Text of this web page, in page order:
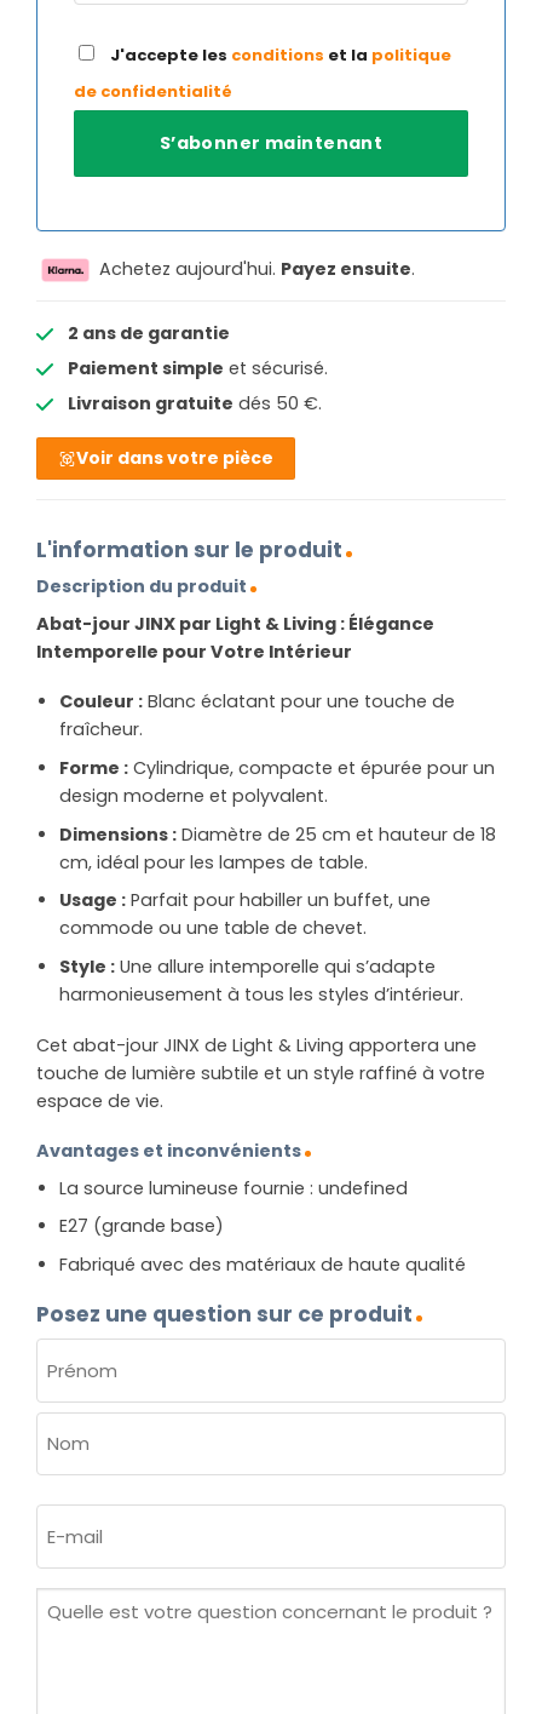
J'accepte les conditions et la politique
de confidentialité
Achetez aujourd'hui. Payez ensuite.
2 ans de garantie
Paiement simple et sécurisé.
Livraison gratuite dés 50 €.
Voir dans votre pièce
L'information sur le produit
Description du produit
Abat-jour JINX par Light & Living : Élégance
Intemporelle pour Votre Intérieur
Couleur :Blanc éclatant pour une touche de
fraîcheur.
Forme :Cylindrique, compacte et épurée pour un
design moderne et polyvalent.
Dimensions :Diamètre de 25 cm et hauteur de 18
cm, idéal pour les lampes de table.
Usage :Parfait pour habiller un buffet, une
commode ou une table de chevet.
Style :Une allure intemporelle qui s’adapte
harmonieusement à tous les styles d’intérieur.
Cet abat-jour JINX de Light & Living apportera une
touche de lumière subtile et un style raffiné à votre
espace de vie.
Avantages et inconvénients
La source lumineuse fournie : undefined
E27 (grande base)
Fabriqué avec des matériaux de haute qualité
Posez une question sur ce produit
(NÉCESSAIRE)
Prénom
mail
Quelle